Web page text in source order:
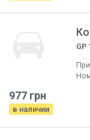
GP
977 грн
в наличии